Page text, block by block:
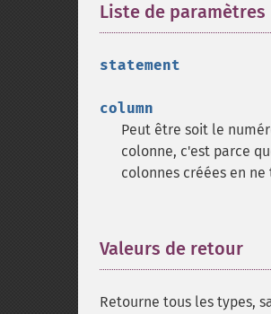
Liste de paramètres
statement
column
Peut être soit le
colonne, c'est parce
colonnes créées en
Valeurs de retour
Retourne tous les types,